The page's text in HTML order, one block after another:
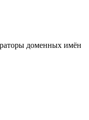
доменных имён